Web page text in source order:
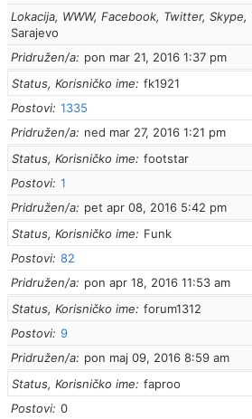
Lokacija, WWW, Facebook, Twitter, Skype,
Sarajevo
Pridružen/a
pon mar 21, 2016 1:37 pm
Status, Korisničko ime
fk1921
Postovi 1335
Pridružen/a
ned mar 27, 2016 1:21 pm
Status, Korisničko ime
footstar
Postovi 1
Pridružen/a
pet apr 08, 2016 5:42 pm
Status, Korisničko ime
Funk
Postovi 82
Pridružen/a
pon apr 18, 2016 11:53 am
Status, Korisničko ime
forum1312
Postovi 9
Pridružen/a
pon maj 09, 2016 8:59 am
Status, Korisničko ime
faproo
Postovi 0